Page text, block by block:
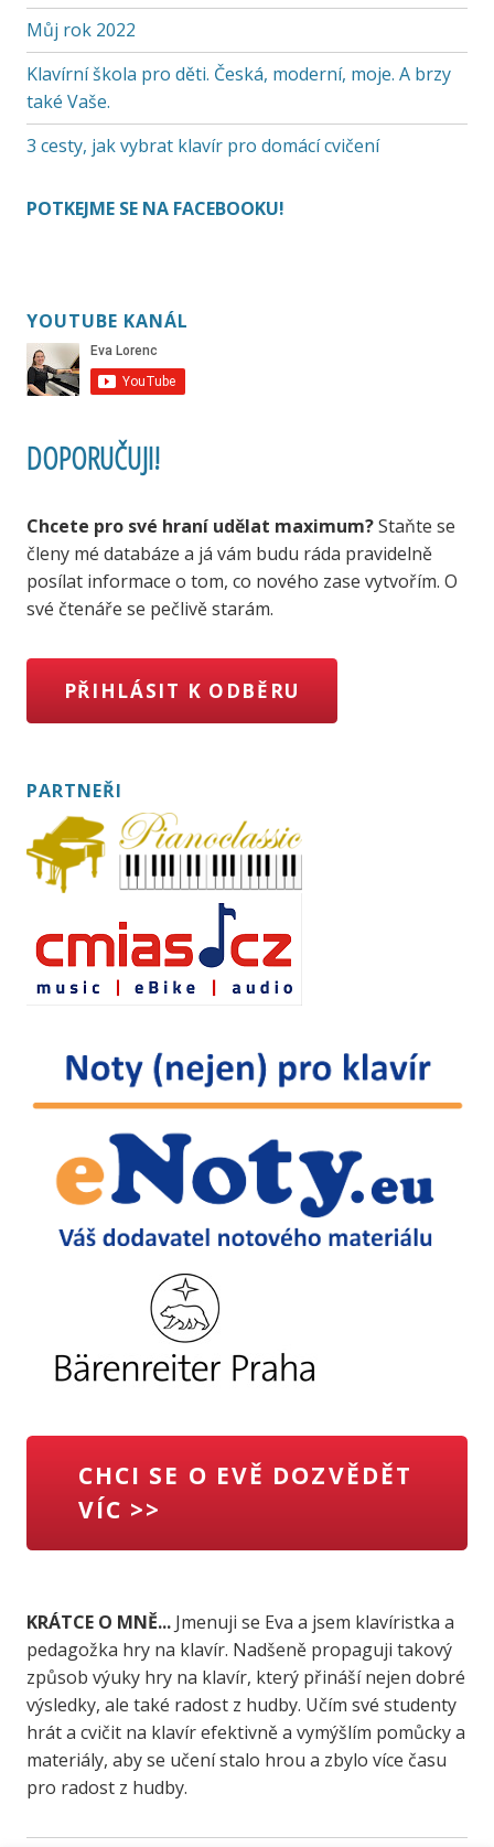
Můj rok 2022
Klavírní škola pro děti. Česká, moderní, moje. A brzy
také Vaše.
3 cesty, jak vybrat klavír pro domácí cvičení
POTKEJME SE NA FACEBOOKU!
YOUTUBE KANÁL
DOPORUČUJI!
Chcete pro své hraní udělat maximum?Staňte se
členy mé databáze a já vám budu ráda pravidelně
posílat informace o tom, co nového zase vytvořím. O
své čtenáře se pečlivě starám.
PŘIHLÁSIT K ODBĚRU
PARTNEŘI
CHCI SE O EVĚ DOZVĚDĚT
VÍC >>
KRÁTCE O MNĚ...Jmenuji se Eva a jsem klavíristka a
pedagožka hry na klavír. Nadšeně propaguji takový
způsob výuky hry na klavír, který přináší nejen dobré
výsledky, ale také radost z hudby. Učím své studenty
hrát a cvičit na klavír efektivně a vymýšlím pomůcky a
materiály, aby se učení stalo hrou a zbylo více času
pro radost z hudby.